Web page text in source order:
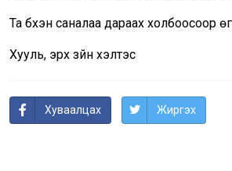
Та бүхэн саналаа дараах холбоосоор
Хууль, эрх зүйн хэлтэс
Хуваалцах Жиргэх